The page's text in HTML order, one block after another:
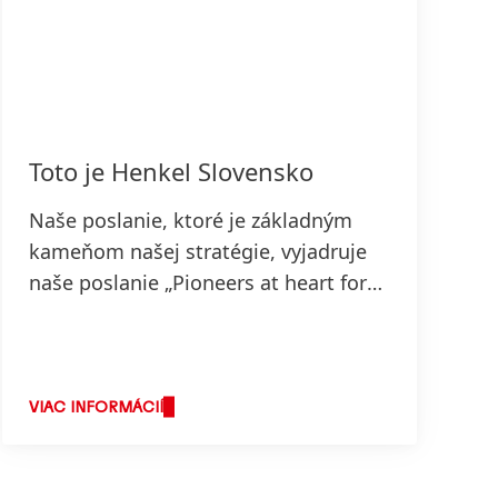
Toto je Henkel Slovensko
Naše poslanie, ktoré je základným
kameňom našej stratégie, vyjadruje
naše poslanie „Pioneers at heart for
VIAC INFORMÁCIÍ